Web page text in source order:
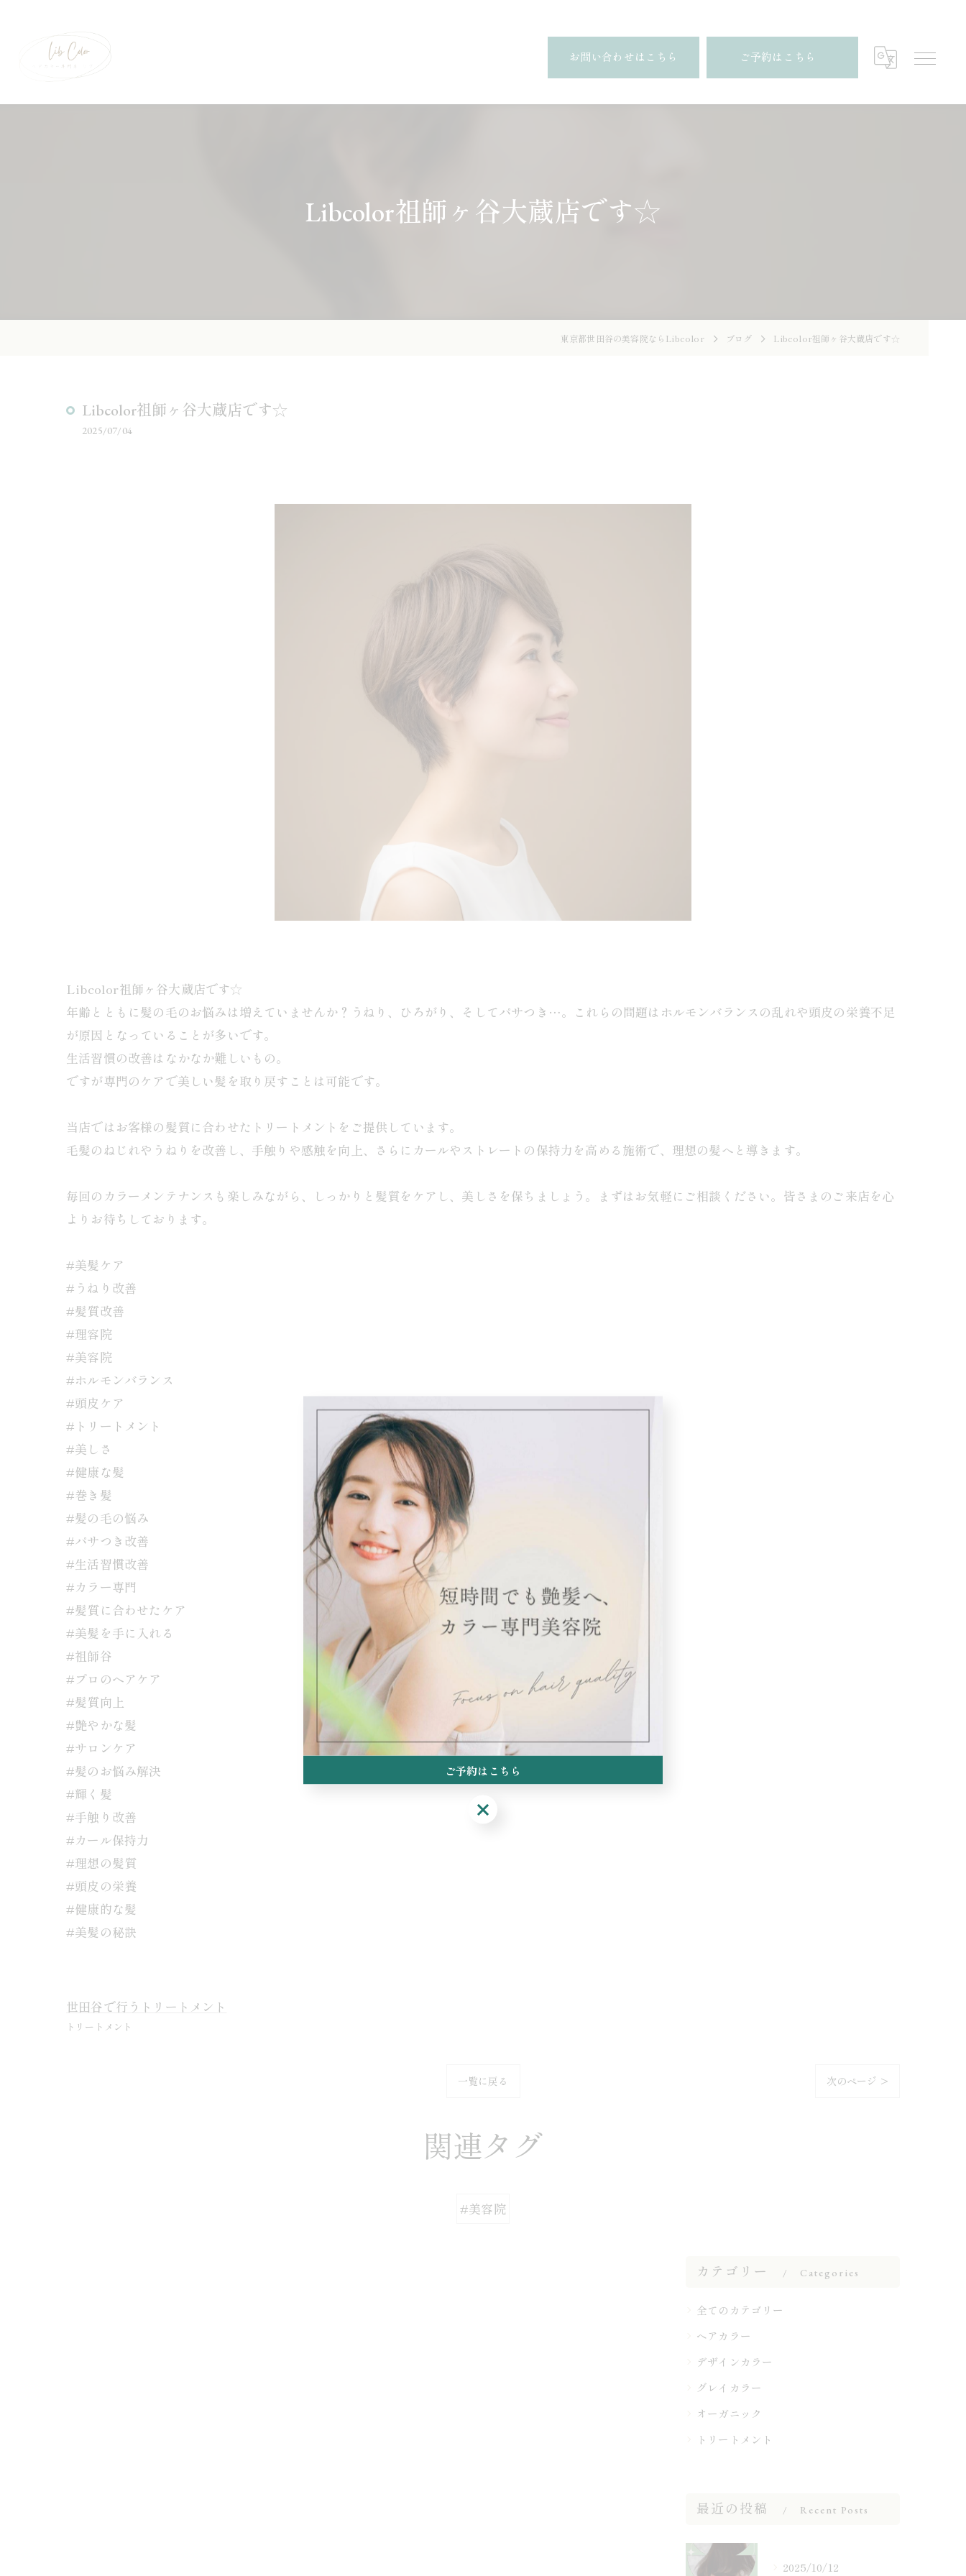
お問い合わせはこちら ご予約はこちら
Libcolor祖師ヶ谷大蔵店です☆
東京都世田谷の美容院ならLibcolor ブログ Libcolor祖師ヶ谷大蔵店です☆
Libcolor祖師ヶ谷大蔵店です☆
2025/07/04
Libcolor祖師ヶ谷大蔵店です☆
年齢とともに髪の毛のお悩みは増えていませんか？うねり、ひろがり、そしてパサつき…。これらの問題はホルモンバランスの乱れや頭皮の栄養不足
が原因となっていることが多いです。
生活習慣の改善はなかなか難しいもの。
ですが専門のケアで美しい髪を取り戻すことは可能です。
当店ではお客様の髪質に合わせたトリートメントをご提供しています。
毛髪のねじれやうねりを改善し、手触りや感触を向上、さらにカールやストレートの保持力を高める施術で、理想の髪へと導きます。
毎回のカラーメンテナンスも楽しみながら、しっかりと髪質をケアし、美しさを保ちましょう。まずはお気軽にご相談ください。皆さまのご来店を心
よりお待ちしております。
#美髪ケア
#うねり改善
#髪質改善
#理容院
#美容院
#ホルモンバランス
#頭皮ケア
#トリートメント
#美しさ
#健康な髪
#巻き髪
#髪の毛の悩み
#パサつき改善
#生活習慣改善
#カラー専門
#髪質に合わせたケア
#美髪を手に入れる
#祖師谷
#プロのヘアケア
#髪質向上
#艶やかな髪
#サロンケア
#髪のお悩み解決
#輝く髪
#手触り改善
#カール保持力
#理想の髪質
#頭皮の栄養
#健康的な髪
#美髪の秘訣
世田谷で行うトリートメント
トリートメント
一覧に戻る 次のページ >
関連タグ
#美容院
カテゴリー Categories
全てのカテゴリー
ヘアカラー
デザインカラー
グレイカラー
オーガニック
トリートメント
最近の投稿 Recent Posts
2025/10/12
ご予約はこちら
ご予約はこちら